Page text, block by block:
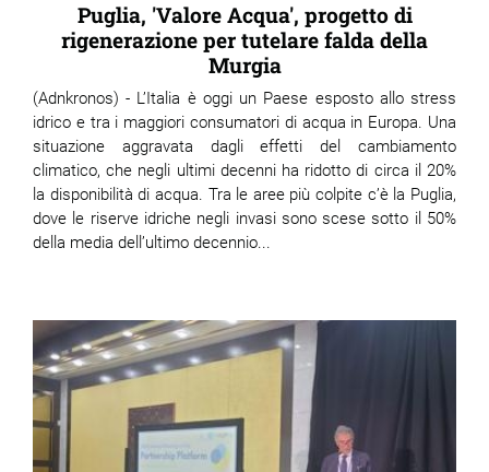
Puglia, 'Valore Acqua', progetto di
rigenerazione per tutelare falda della
Murgia
(Adnkronos) - L’Italia è oggi un Paese esposto allo stress
idrico e tra i maggiori consumatori di acqua in Europa. Una
situazione aggravata dagli effetti del cambiamento
climatico, che negli ultimi decenni ha ridotto di circa il 20%
la disponibilità di acqua. Tra le aree più colpite c’è la Puglia,
dove le riserve idriche negli invasi sono scese sotto il 50%
della media dell’ultimo decennio...